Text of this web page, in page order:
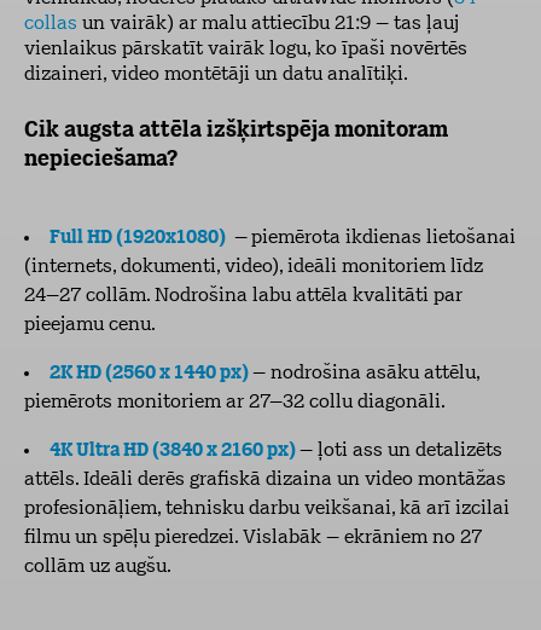
collas un vairāk) ar malu attiecību 21:9 – tas ļauj
vienlaikus pārskatīt vairāk logu, ko īpaši novērtēs
dizaineri, video montētāji un datu analītiķi.
Cik augsta attēla izšķirtspēja monitoram
nepieciešama?
Full HD (1920x1080) –piemērota ikdienas lietošanai
(internets, dokumenti, video), ideāli monitoriem līdz
24–27 collām. Nodrošina labu attēla kvalitāti par
pieejamu cenu.
2K HD (2560 x 1440 px)– nodrošina asāku attēlu,
piemērots monitoriem ar 27–32 collu diagonāli.
4K Ultra HD (3840 x 2160 px)– ļoti ass un detalizēts
attēls. Ideāli derēs grafiskā dizaina un video montāžas
profesionāļiem, tehnisku darbu veikšanai, kā arī izcilai
filmu un spēļu pieredzei. Vislabāk – ekrāniem no 27
collām uz augšu.